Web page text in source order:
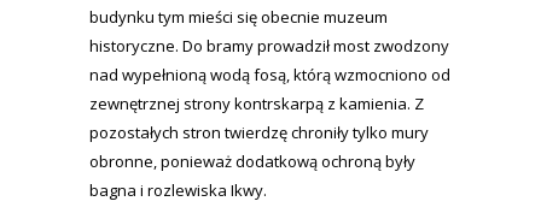
budynku tym mieści się obecnie muzeum
historyczne. Do bramy prowadził most zwodzony
nad wypełnioną wodą fosą, którą wzmocniono od
zewnętrznej strony kontrskarpą z kamienia. Z
pozostałych stron twierdzę chroniły tylko mury
obronne, ponieważ dodatkową ochroną były
bagna i rozlewiska Ikwy.